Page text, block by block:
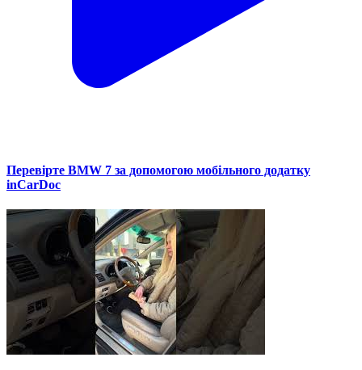
Перевірте BMW 7 за допомогою мобільного додатку
inCarDoc